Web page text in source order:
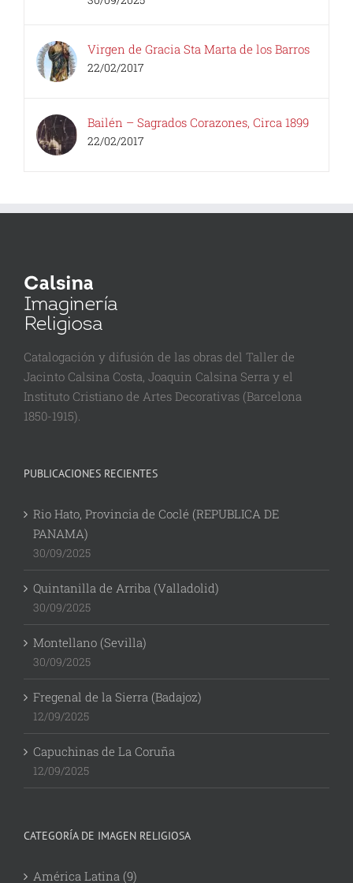
22/02/2017
22/02/2017
Catalogación y difusión de las obras del Taller de
Jacinto Calsina Costa, Joaquin Calsina Serra y el
Instituto Cristiano de Artes Decorativas (Barcelona
1850-1915).
PANAMA)
30/09/2025
Quintanilla de Arriba (Valladolid)
30/09/2025
Montellano (Sevilla)
30/09/2025
Fregenal de la Sierra (Badajoz)
12/09/2025
Capuchinas de La Coruña
12/09/2025